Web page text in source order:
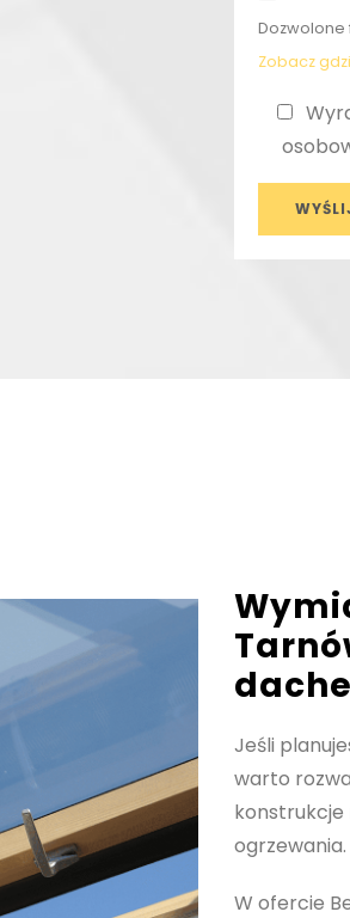
Dozwolone
Zobacz
Jeśli
warto
konstrukcje
ogrzewania.
W ofercie